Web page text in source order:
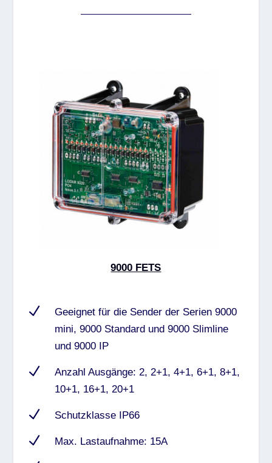
9000 FETS
N
Geeignet für die Sender der Serien 9000
mini, 9000 Standard und 9000 Slimline
und 9000 IP
N
Anzahl Ausgänge: 2, 2+1, 4+1, 6+1, 8+1,
10+1, 16+1, 20+1
N Schutzklasse IP66
N Max. Lastaufnahme: 15A